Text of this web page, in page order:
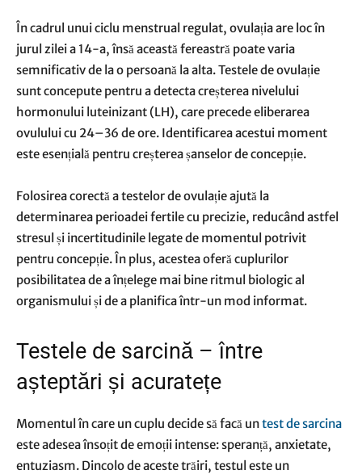
În cadrul unui ciclu menstrual regulat, ovulația are loc în
jurul zilei a 14-a, însă această fereastră poate varia
semnificativ de la o persoană la alta. Testele de ovulație
sunt concepute pentru a detecta creșterea nivelului
hormonului luteinizant (LH), care precede eliberarea
ovulului cu 24–36 de ore. Identificarea acestui moment
este esențială pentru creșterea șanselor de concepție.
Folosirea corectă a testelor de ovulație ajută la
determinarea perioadei fertile cu precizie, reducând astfel
stresul și incertitudinile legate de momentul potrivit
pentru concepție. În plus, acestea oferă cuplurilor
posibilitatea de a înțelege mai bine ritmul biologic al
organismului și de a planifica într-un mod informat.
Testele de sarcină – între
așteptări și acuratețe
Momentul în care un cuplu decide să facă untest de sarcina
este adesea însoțit de emoții intense: speranță, anxietate,
entuziasm. Dincolo de aceste trăiri, testul este un